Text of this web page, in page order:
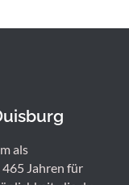
als
Jahren für